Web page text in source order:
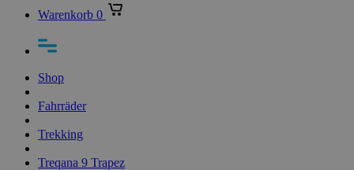
Warenkorb 0
Shop
Fahrräder
Trekking
Treqana 9 Trapez